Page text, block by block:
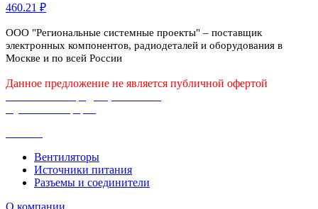
460.21 ₽
ООО "Региональные системные проекты" – поставщик
электронных компонентов, радиодеталей и оборудования в
Москве и по всей России
Данное предложение не является публичной офертой
Вентиляторы
Источники питания
Разъемы и соединители
О компании